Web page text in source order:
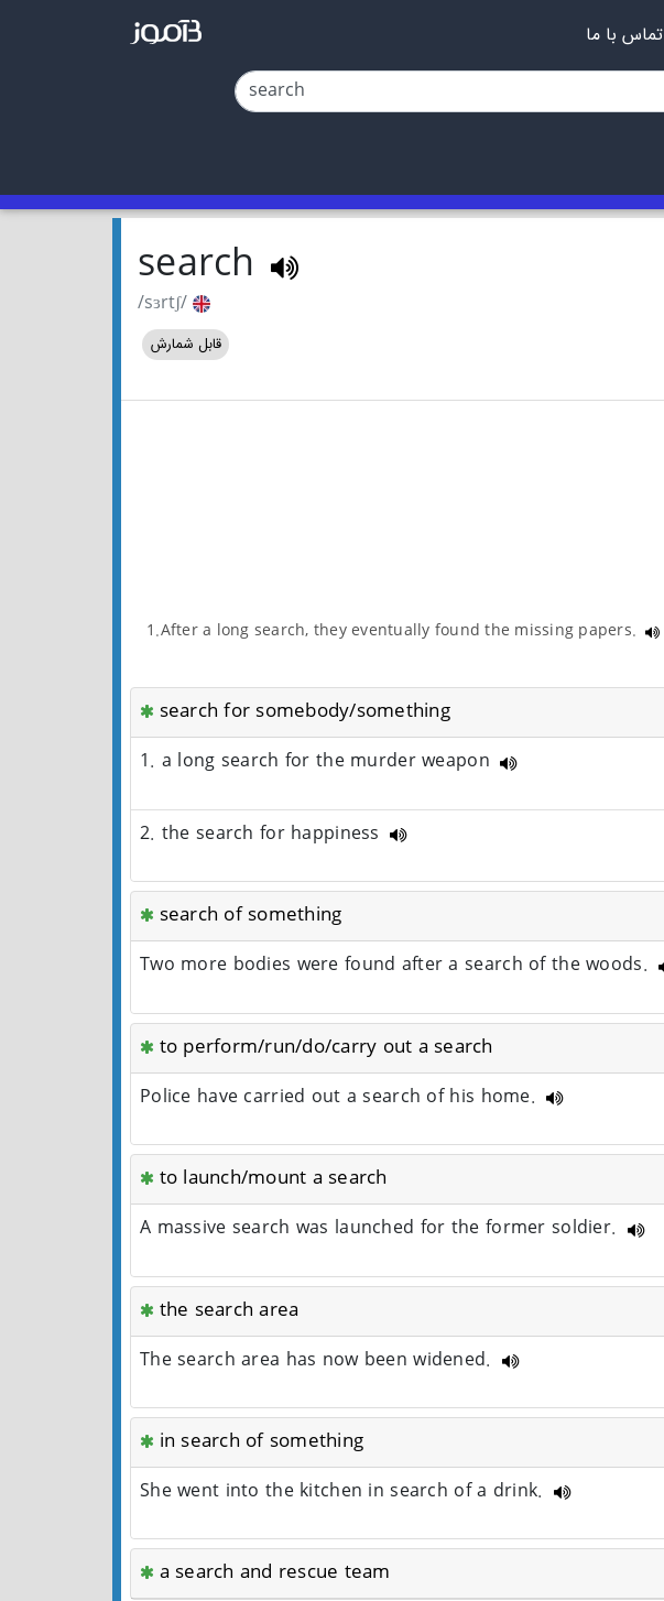
تماس با ما
search
/sɜrtʃ/
قابل شمارش
1.After a long search, they eventually found the missing papers.
search for somebody/something
1. a long search for the murder weapon
2. the search for happiness
search of something
Two more bodies were found after a search of the woods.
to perform/run/do/carry out a search
Police have carried out a search of his home.
to launch/mount a search
A massive search was launched for the former soldier.
the search area
The search area has now been widened.
in search of something
She went into the kitchen in search of a drink.
a search and rescue team